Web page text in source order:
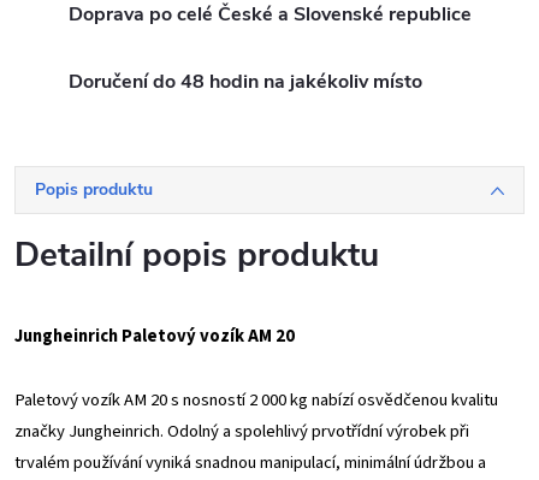
Doprava po celé České a Slovenské republice
Doručení do 48 hodin na jakékoliv místo
Popis produktu
Detailní popis produktu
Jungheinrich Paletový vozík AM 20
Paletový vozík AM 20 s nosností 2 000 kg nabízí osvědčenou kvalitu
značky Jungheinrich. Odolný a spolehlivý prvotřídní výrobek při
trvalém používání vyniká snadnou manipulací, minimální údržbou a